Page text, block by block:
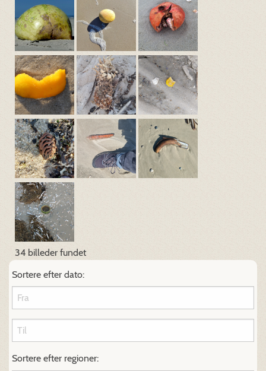
34 billeder fundet
Sortere efter dato:
Sortere efter regioner: